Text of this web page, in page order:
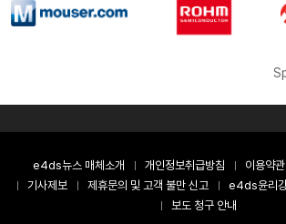
e4ds뉴스 매체소개 개인정보취급방침 이용약관
기사제보
제휴문의 및 고객 불만 신고 e4ds윤리
보도 청구 안내